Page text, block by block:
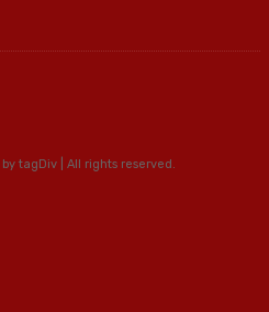
tagDiv | All rights reserved.